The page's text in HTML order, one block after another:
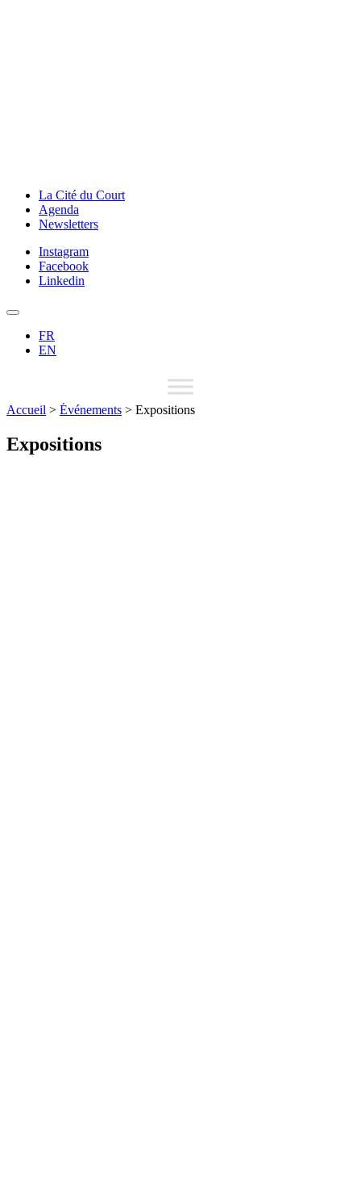
La Cité du Court
Agenda
Newsletters
Instagram
Facebook
Linkedin
FR
EN
Accueil > Événements > Expositions
Expositions